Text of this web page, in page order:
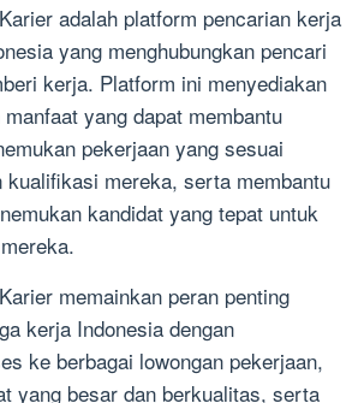
adalah platform pencarian kerja
yang menghubungkan pencari
kerja. Platform ini menyediakan
yang dapat membantu
pekerjaan yang sesuai
kualifikasi mereka, serta membantu
kandidat yang tepat untuk
memainkan peran penting
kerja Indonesia dengan
ke berbagai lowongan pekerjaan,
yang besar dan berkualitas, serta